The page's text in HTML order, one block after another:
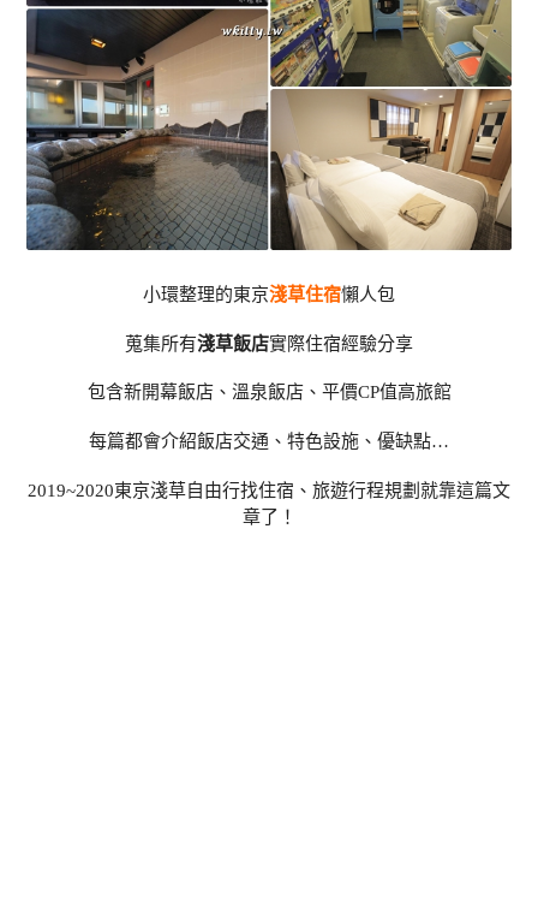
小環整理的東京淺草住宿懶人包
蒐集所有淺草飯店實際住宿經驗分享
包含新開幕飯店、溫泉飯店、平價CP值高旅館
每篇都會介紹飯店交通、特色設施、優缺點…
2019~2020東京淺草自由行找住宿、旅遊行程規劃就靠這篇文
章了！